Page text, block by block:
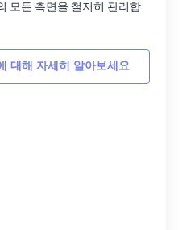
모든 측면을 철저히 관리합
대해 자세히 알아보세요